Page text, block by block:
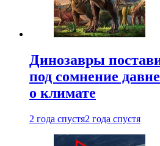
Динозавры
под сомнение
о климате
2 года спустя2 года спустя